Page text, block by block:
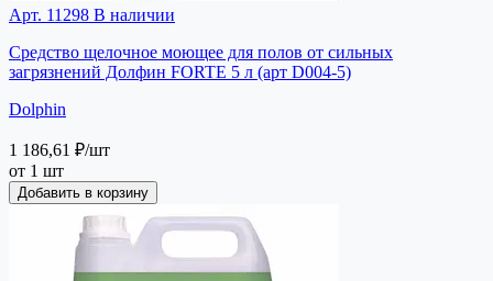
Арт. 11298 В наличии
Средство щелочное моющее для полов от сильных
загрязнений Долфин FORTE 5 л (арт D004-5)
Dolphin
1 186,61 ₽/шт
от 1 шт
Добавить в корзину